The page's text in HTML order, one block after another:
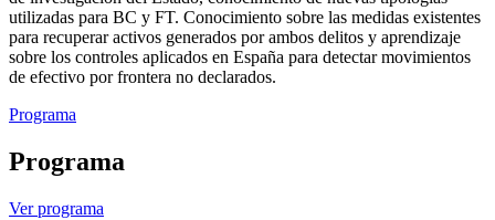
utilizadas para BC y FT. Conocimiento sobre las medidas existentes
para recuperar activos generados por ambos delitos y aprendizaje
sobre los controles aplicados en España para detectar movimientos
de efectivo por frontera no declarados.
Programa
Programa
Ver programa